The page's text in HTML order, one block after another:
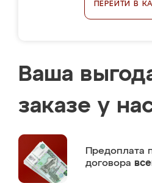
ПЕРЕЙТИ В
Ваша
заказе у
Предоплата
договора